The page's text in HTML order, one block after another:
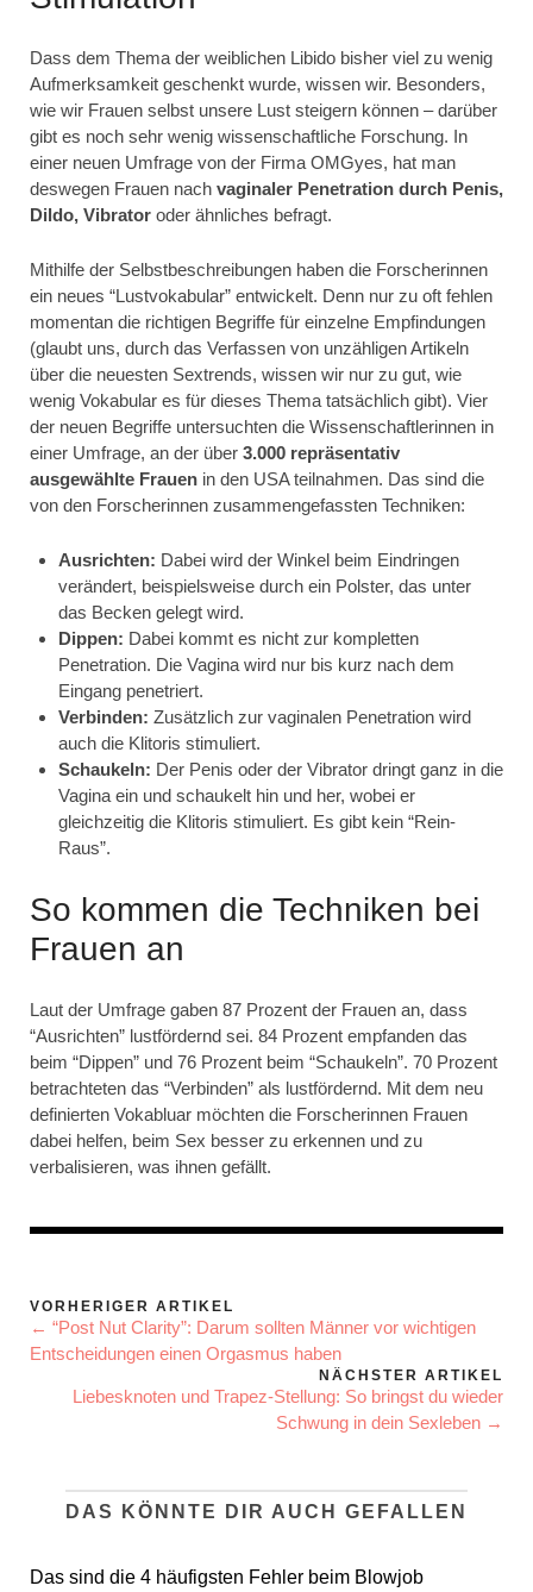
Dass dem Thema der weiblichen Libido bisher viel zu wenig
Aufmerksamkeit geschenkt wurde, wissen wir. Besonders,
wie wir Frauen selbst unsere Lust steigern können – darüber
gibt es noch sehr wenig wissenschaftliche Forschung. In
einer neuen Umfrage von der Firma OMGyes, hat man
deswegen Frauen nach vaginaler Penetration durch Penis,
Dildo, Vibrator oder ähnliches befragt.
Mithilfe der Selbstbeschreibungen haben die Forscherinnen
ein neues “Lustvokabular” entwickelt. Denn nur zu oft fehlen
momentan die richtigen Begriffe für einzelne Empfindungen
(glaubt uns, durch das Verfassen von unzähligen Artikeln
über die neuesten Sextrends, wissen wir nur zu gut, wie
wenig Vokabular es für dieses Thema tatsächlich gibt). Vier
der neuen Begriffe untersuchten die Wissenschaftlerinnen in
einer Umfrage, an der über 3.000 repräsentativ
ausgewählte Frauen in den USA teilnahmen. Das sind die
von den Forscherinnen zusammengefassten Techniken:
Ausrichten: Dabei wird der Winkel beim Eindringen
verändert, beispielsweise durch ein Polster, das unter
das Becken gelegt wird.
Dippen: Dabei kommt es nicht zur kompletten
Penetration. Die Vagina wird nur bis kurz nach dem
Eingang penetriert.
Verbinden: Zusätzlich zur vaginalen Penetration wird
auch die Klitoris stimuliert.
Schaukeln: Der Penis oder der Vibrator dringt ganz in die
Vagina ein und schaukelt hin und her, wobei er
gleichzeitig die Klitoris stimuliert. Es gibt kein “Rein-
Raus”.
So kommen die Techniken bei
Frauen an
Laut der Umfrage gaben 87 Prozent der Frauen an, dass
“Ausrichten” lustfördernd sei. 84 Prozent empfanden das
beim “Dippen” und 76 Prozent beim “Schaukeln”. 70 Prozent
betrachteten das “Verbinden” als lustfördernd. Mit dem neu
definierten Vokabluar möchten die Forscherinnen Frauen
dabei helfen, beim Sex besser zu erkennen und zu
verbalisieren, was ihnen gefällt.
VORHERIGER ARTIKEL
← “Post Nut Clarity”: Darum sollten Männer vor wichtigen
Entscheidungen einen Orgasmus haben
NÄCHSTER ARTIKEL
Liebesknoten und Trapez-Stellung: So bringst du wieder
Schwung in dein Sexleben →
DAS KÖNNTE DIR AUCH GEFALLEN
Das sind die 4 häufigsten Fehler beim Blowjob